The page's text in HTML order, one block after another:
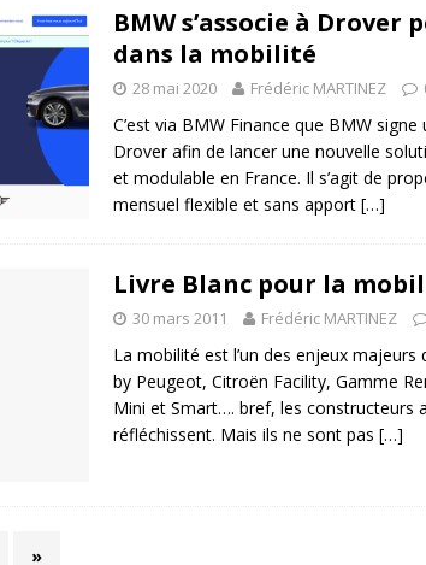
BMW s’associe à Drover
dans la mobilité
28 mai 2020 Frédéric MARTINEZ
C’est via BMW Finance que BMW
Drover afin de lancer une nouvelle
et modulable en France. Il s’agit de
mensuel flexible et sans apport […]
Livre Blanc pour la
30 mars 2011 Frédéric MARTINEZ
La mobilité est l’un des enjeux majeurs
by Peugeot, Citroën Facility, Gamme
Mini et Smart…. bref, les constructeurs
réfléchissent. Mais ils ne sont pas […]
»